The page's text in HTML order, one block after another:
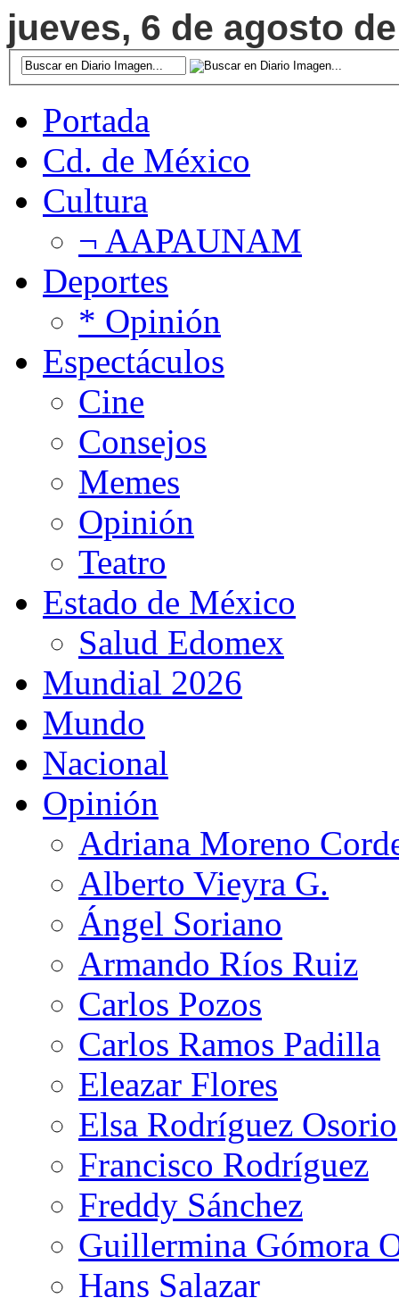
jueves, 6 de agosto
Portada
Cd. de México
Cultura
¬ AAPAUNAM
Deportes
* Opinión
Espectáculos
Cine
Consejos
Memes
Opinión
Teatro
Estado de México
Salud Edomex
Mundial 2026
Mundo
Nacional
Opinión
Adriana Moreno
Alberto Vieyra G.
Ángel Soriano
Armando Ríos Ruiz
Carlos Pozos
Carlos Ramos Padilla
Eleazar Flores
Elsa Rodríguez Osorio
Francisco Rodríguez
Freddy Sánchez
Guillermina Gómora
Hans Salazar